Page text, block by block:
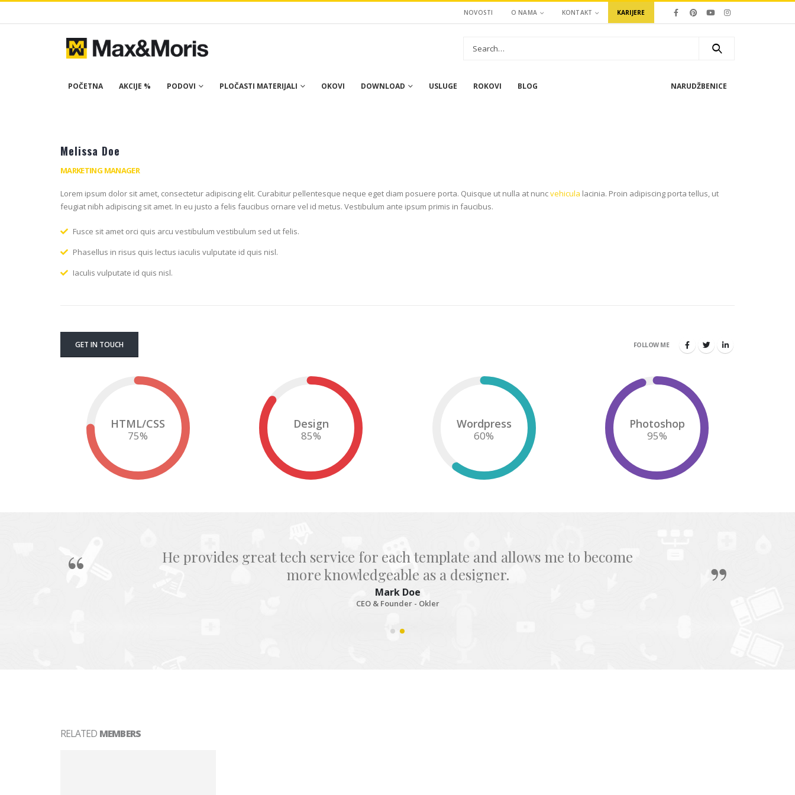
NOVOSTI O NAMA KONTAKT KARIJERE
POČETNA AKCIJE % PODOVI PLOČASTI MATERIJALI OKOVI DOWNLOAD USLUGE ROKOVI BLOG NARUDŽBENICE
Melissa Doe
MARKETING MANAGER
Lorem ipsum dolor sit amet, consectetur adipiscing elit. Curabitur pellentesque neque eget diam posuere porta. Quisque ut nulla at nuncvehicula lacinia. Proin adipiscing porta tellus, ut
feugiat nibh adipiscing sit amet. In eu justo a felis faucibus ornare vel id metus. Vestibulum ante ipsum primis in faucibus.
Fusce sit amet orci quis arcu vestibulum vestibulum sed ut felis.
Phasellus in risus quis lectus iaculis vulputate id quis nisl.
Iaculis vulputate id quis nisl.
GET IN TOUCH FOLLOW ME
HTML/CSS
75%
Design
85%
Wordpress
60%
Photoshop
95%
He provides great tech service for each template and allows me to become
more knowledgeable as a designer.
Mark Doe
CEO & Founder - Okler
RELATED MEMBERS